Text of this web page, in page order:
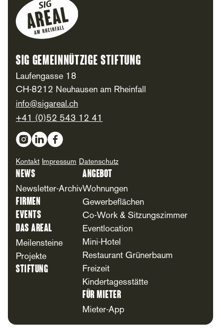
SIG Gemeinnützige Stiftung
Laufengasse 18
CH-8212 Neuhausen am Rheinfall
info@sigareal.ch
+41 (0)52 543 12 41
Social Media
Kontakt Impressum Datenschutz
News
Newsletter-Archiv
Firmen
Events
Das Areal
Meilensteine
Projekte
Stiftung
Angebot
Wohnungen
Gewerbeflächen
Co-Work & Sitzungszimmer
Eventlocation
Mini-Hotel
Restaurant Grünerbaum
Freizeit
Kindertagesstätte
Für Mieter
Mieter-App